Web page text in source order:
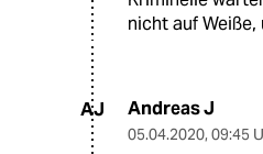
nicht auf Weiße,
AJ Andreas J
05.04.2020, 09:45